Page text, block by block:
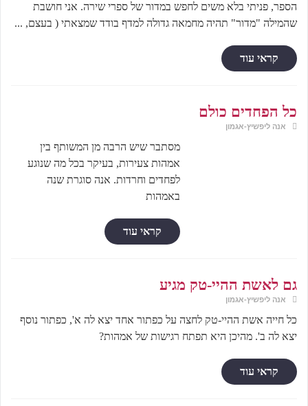
הספר, פניתי בלא משים לחפש במדור של ספרי שירה. אני חושבת
שהמילה "מדור" תהיה מחמאה גדולה למדף בודד שמצאתי ( בעצם, ...
קראי עוד
כל הפחדים כולם
אנה ליפשיץ-אגמון
מסתבר שיש הרבה מן המשותף בין
אמהות צעירות, בעיקר בכל מה שנוגע
לפחדים וחרדות. אנה סוגרת שנה
באמהות
קראי עוד
גם לאשת ההיי-טק מגיע
אנה ליפשיץ-אגמון
כל חייה אשת ההיי-טק לחצה על כפתור אחד יצא לה א', כפתור נוסף
יצא לה ב'. מהיכן היא תפתח רגישות של אמהות?
קראי עוד